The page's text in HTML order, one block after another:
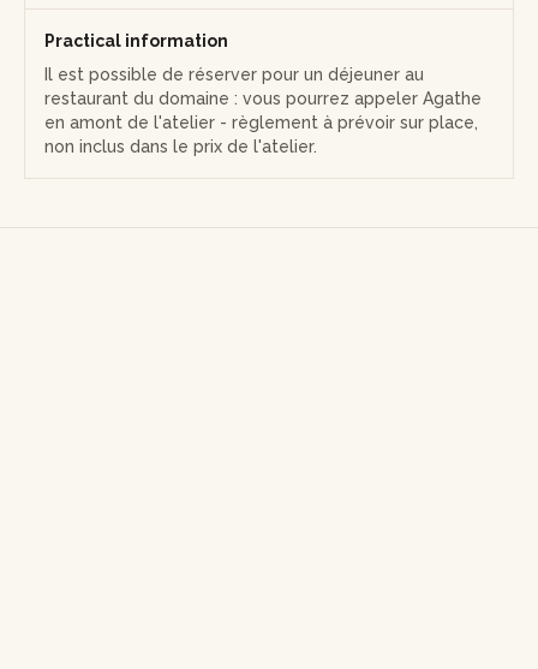
Practical information
Il est possible de réserver pour un déjeuner au
restaurant du domaine : vous pourrez appeler Agathe
en amont de l'atelier - règlement à prévoir sur place,
non inclus dans le prix de l'atelier.